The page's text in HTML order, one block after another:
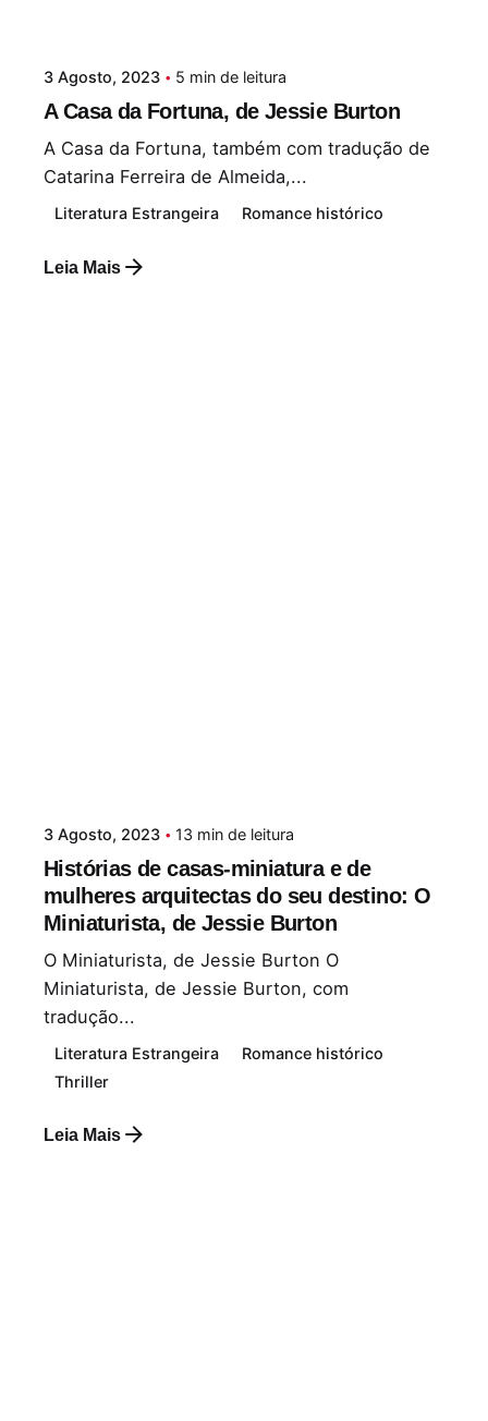
3 Agosto, 2023 5 min de leitura
A Casa da Fortuna, de Jessie Burton
A Casa da Fortuna, também com tradução de
Catarina Ferreira de Almeida,...
Literatura Estrangeira Romance histórico
Leia Mais
3 Agosto, 2023 13 min de leitura
Histórias de casas-miniatura e de
mulheres arquitectas do seu destino: O
Miniaturista, de Jessie Burton
O Miniaturista, de Jessie Burton O
Miniaturista, de Jessie Burton, com
tradução...
Literatura Estrangeira
Romance histórico
Thriller
Leia Mais